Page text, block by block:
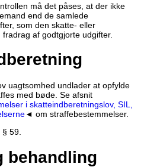
må det påses, at der ikke
end de samlede
som den skatte- eller
af godtgjorte udgifter.
uagtsomhed undlader at opfylde
med bøde. Se afsnit
i skatteindberetningslov, SIL,
◄ om straffebestemmelser.
59.
behandling